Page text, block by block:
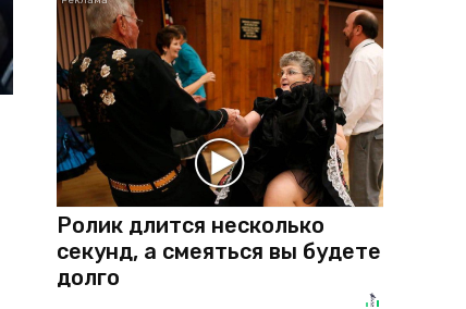
Ролик длится несколько
секунд, а смеяться вы будете
долго